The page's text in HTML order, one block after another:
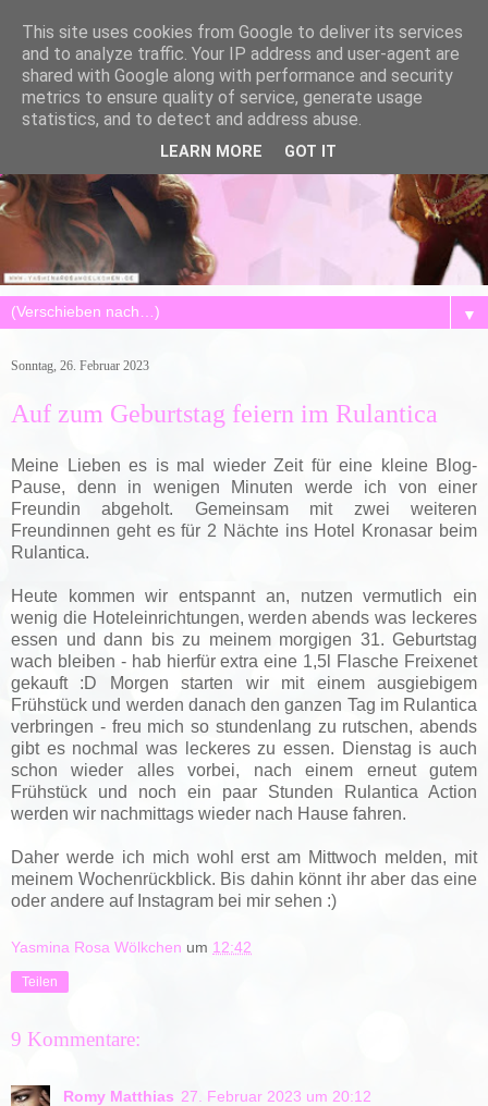
▼
Sonntag, 26. Februar 2023
Auf zum Geburtstag feiern im Rulantica
Meine Lieben es is mal wieder Zeit für eine kleine Blog-
Pause, denn in wenigen Minuten werde ich von einer
Freundin abgeholt. Gemeinsam mit zwei weiteren
Freundinnen geht es für 2 Nächte ins Hotel Kronasar beim
Rulantica.
Heute kommen wir entspannt an, nutzen vermutlich ein
wenig die Hoteleinrichtungen, werden abends was leckeres
essen und dann bis zu meinem morgigen 31. Geburtstag
wach bleiben - hab hierfür extra eine 1,5l Flasche Freixenet
gekauft :D Morgen starten wir mit einem ausgiebigem
Frühstück und werden danach den ganzen Tag im Rulantica
verbringen - freu mich so stundenlang zu rutschen, abends
gibt es nochmal was leckeres zu essen. Dienstag is auch
schon wieder alles vorbei, nach einem erneut gutem
Frühstück und noch ein paar Stunden Rulantica Action
werden wir nachmittags wieder nach Hause fahren.
Daher werde ich mich wohl erst am Mittwoch melden, mit
meinem Wochenrückblick. Bis dahin könnt ihr aber das eine
oder andere auf Instagram bei mir sehen :)
Yasmina Rosa Wölkchen um 12:42
Teilen
9 Kommentare:
Romy Matthias 27. Februar 2023 um 20:12
This site uses cookies from Google to deliver its services
and to analyze traffic. Your IP address and user-agent are
shared with Google along with performance and security
metrics to ensure quality of service, generate usage
statistics, and to detect and address abuse.
LEARN MORE GOT IT